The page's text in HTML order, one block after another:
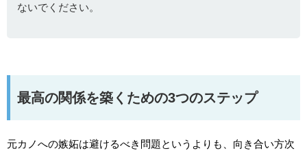
ないでください。
最高の関係を築くための3つのステップ
元カノへの嫉妬は避けるべき問題というよりも、向き合い方次